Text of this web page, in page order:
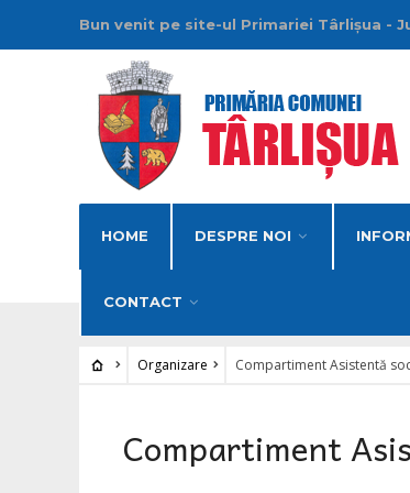
Bun venit pe site-ul Primariei Târlișua -
HOME DESPRE NOI
CONTACT
Organizare Compartiment Asistentă
Compartiment